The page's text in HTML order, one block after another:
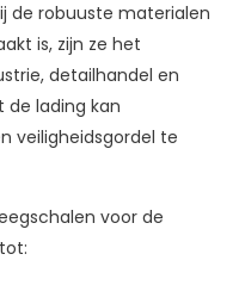
de robuuste materialen
is, zijn ze het
detailhandel en
lading kan
veiligheidsgordel te
voor de